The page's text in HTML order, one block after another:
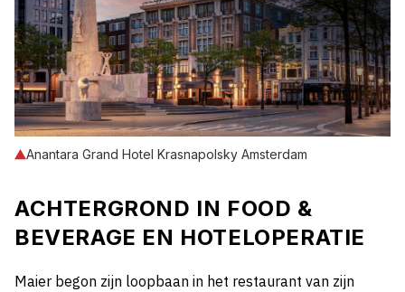
Anantara Grand Hotel Krasnapolsky Amsterdam
ACHTERGROND IN FOOD &
BEVERAGE EN HOTELOPERATIE
Maier begon zijn loopbaan in het restaurant van zijn